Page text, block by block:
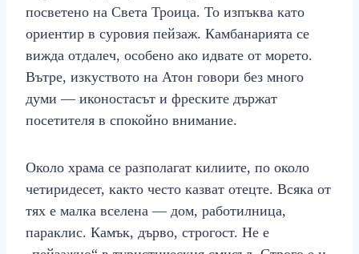
посветено на Света Троица. То изпъква като
ориентир в суровия пейзаж. Камбанарията се
вижда отдалеч, особено ако идвате от морето.
Вътре, изкуството на Атон говори без много
думи — иконостасът и фреските държат
посетителя в спокойно внимание.
Около храма се разполагат килиите, по около
четиридесет, както често казват отецте. Всяка от
тях е малка вселена — дом, работилница,
параклис. Камък, дърво, строгост. Не е